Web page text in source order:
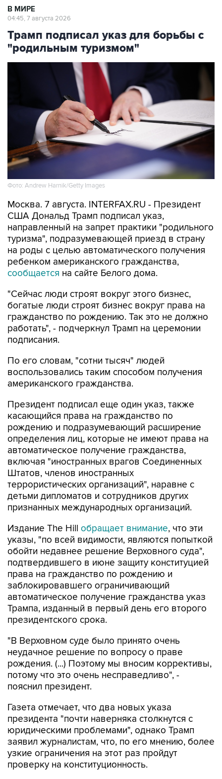
В МИРЕ
04:45, 7 августа 2026
Трамп подписал указ для борьбы с
"родильным туризмом"
Фото: Andrew Harnik/Getty Images
Москва. 7 августа. INTERFAX.RU - Президент
США Дональд Трамп подписал указ,
направленный на запрет практики "родильного
туризма", подразумевающей приезд в страну
на роды с целью автоматического получения
ребенком американского гражданства,
сообщается на сайте Белого дома.
"Сейчас люди строят вокруг этого бизнес,
богатые люди строят бизнес вокруг права на
гражданство по рождению. Так это не должно
работать", - подчеркнул Трамп на церемонии
подписания.
По его словам, "сотни тысяч" людей
воспользовались таким способом получения
американского гражданства.
Президент подписал еще один указ, также
касающийся права на гражданство по
рождению и подразумевающий расширение
определения лиц, которые не имеют права на
автоматическое получение гражданства,
включая "иностранных врагов Соединенных
Штатов, членов иностранных
террористических организаций", наравне с
детьми дипломатов и сотрудников других
признанных международных организаций.
Издание The Hill обращает внимание, что эти
указы, "по всей видимости, являются попыткой
обойти недавнее решение Верховного суда",
подтвердившего в июне защиту конституцией
права на гражданство по рождению и
заблокировавшего ограничивающий
автоматическое получение гражданства указ
Трампа, изданный в первый день его второго
президентского срока.
"В Верховном суде было принято очень
неудачное решение по вопросу о праве
рождения. (...) Поэтому мы вносим коррективы,
потому что это очень несправедливо", -
пояснил президент.
Газета отмечает, что два новых указа
президента "почти наверняка столкнутся с
юридическими проблемами", однако Трамп
заявил журналистам, что, по его мнению, более
узкие ограничения на этот раз пройдут
проверку на конституционность.